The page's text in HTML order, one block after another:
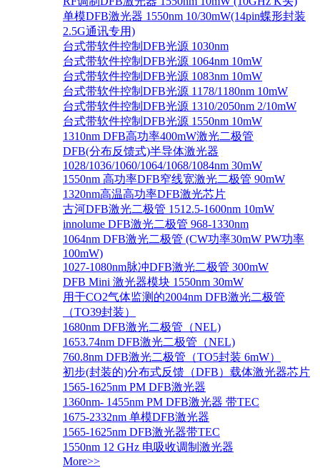
单模DFB激光器 1550nm 10/30mW(14pin蝶形封装
2.5G通讯专用)
台式带软件控制DFB光源 1030nm
台式带软件控制DFB光源 1064nm 10mW
台式带软件控制DFB光源 1083nm 10mW
台式带软件控制DFB光源 1178/1180nm 10mW
台式带软件控制DFB光源 1310/2050nm 2/10mW
台式带软件控制DFB光源 1550nm 10mW
1310nm DFB高功率400mW激光二极管
DFB(分布反馈式)半导体激光器
1028/1036/1060/1064/1068/1084nm 30mW
1550nm 高功率DFB窄线宽激光二极管 90mW
1320nm高温高功率DFB激光芯片
古河DFB激光二极管 1512.5-1600nm 10mW
innolume DFB激光二极管 968-1330nm
1064nm DFB激光二极管 (CW功率30mW PW功率
100mW)
1027-1080nm脉冲DFB激光二极管 300mW
DFB Mini 激光器模块 1550nm 30mW
用于CO2气体监测的2004nm DFB激光二极管
（TO39封装）
1680nm DFB激光二极管（NEL)
1653.74nm DFB激光二极管（NEL)
760.8nm DFB激光二极管（TO5封装 6mW）
初步(封装的)分布式反馈（DFB）载体激光器芯片
1565-1625nm PM DFB激光器
1360nm- 1455nm PM DFB激光器 带TEC
1675-2332nm 单模DFB激光器
1565-1625nm DFB激光器带TEC
1550nm 12 GHz 电吸收调制激光器
More>>